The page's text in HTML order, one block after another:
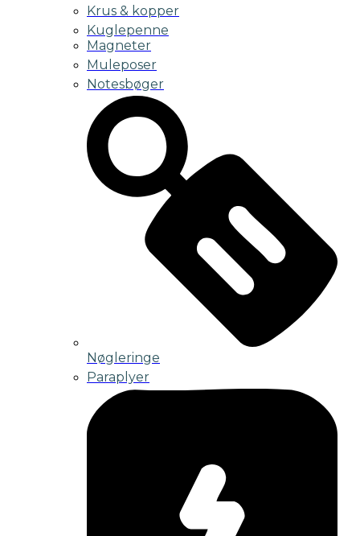
Krus & kopper
Kuglepenne
Magneter
Muleposer
Notesbøger
Nøgleringe
Paraplyer